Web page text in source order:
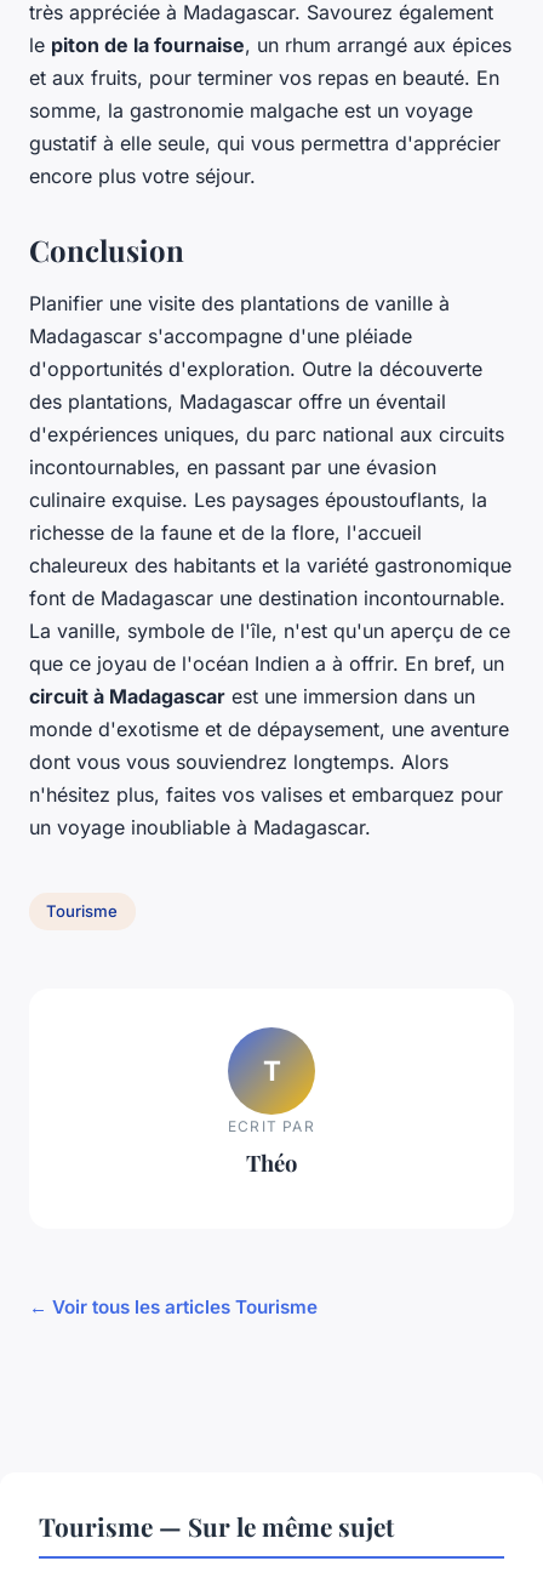
très appréciée à Madagascar. Savourez également
le piton de la fournaise, un rhum arrangé aux épices
et aux fruits, pour terminer vos repas en beauté. En
somme, la gastronomie malgache est un voyage
gustatif à elle seule, qui vous permettra d'apprécier
encore plus votre séjour.
Conclusion
Planifier une visite des plantations de vanille à
Madagascar s'accompagne d'une pléiade
d'opportunités d'exploration. Outre la découverte
des plantations, Madagascar offre un éventail
d'expériences uniques, du parc national aux circuits
incontournables, en passant par une évasion
culinaire exquise. Les paysages époustouflants, la
richesse de la faune et de la flore, l'accueil
chaleureux des habitants et la variété gastronomique
font de Madagascar une destination incontournable.
La vanille, symbole de l'île, n'est qu'un aperçu de ce
que ce joyau de l'océan Indien a à offrir. En bref, un
circuit à Madagascar est une immersion dans un
monde d'exotisme et de dépaysement, une aventure
dont vous vous souviendrez longtemps. Alors
n'hésitez plus, faites vos valises et embarquez pour
un voyage inoubliable à Madagascar.
Tourisme
T
ECRIT PAR
Théo
← Voir tous les articles Tourisme
Tourisme — Sur le même sujet